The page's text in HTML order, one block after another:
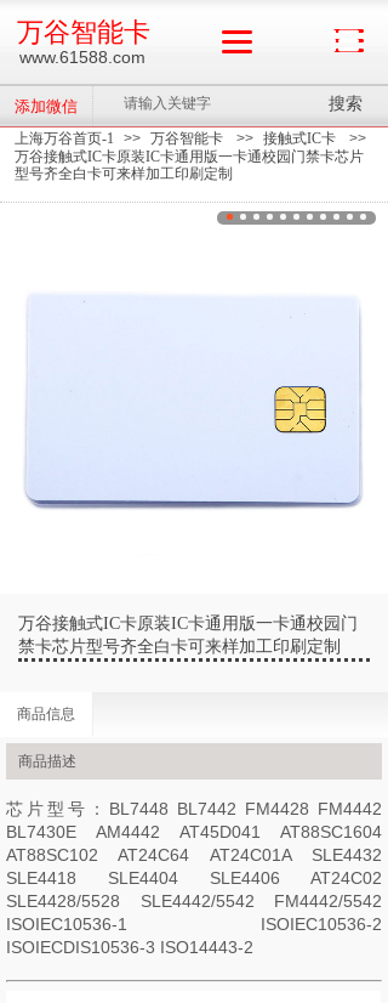
上海万谷首页-1 >> 万谷智能卡 >> 接触式IC卡
>>
万谷接触式IC卡原装IC卡通用版一卡通校园门禁卡芯片
型号齐全白卡可来样加工印刷定制
万谷接触式IC卡原装IC卡通用版一卡通校园门
禁卡芯片型号齐全白卡可来样加工印刷定制
商品信息
商品描述
芯片型号：BL7448 BL7442 FM4428 FM4442
BL7430E AM4442 AT45D041 AT88SC1604
AT88SC102 AT24C64 AT24C01A SLE4432
SLE4418 SLE4404 SLE4406 AT24C02
SLE4428/5528 SLE4442/5542 FM4442/5542
ISOIEC10536-1 ISOIEC10536-2
ISOIECDIS10536-3 ISO14443-2
添加微信 搜索
www.61588.com
万谷智能卡